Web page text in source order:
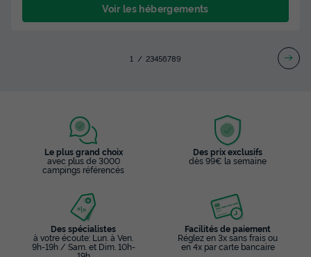
Voir les hébergements
1 23456789
Le plus grand choix
avec plus de 3000
campings référencés
Des prix exclusifs
dès 99€ la semaine
Des spécialistes
à votre écoute: Lun. à Ven.
9h-19h / Sam. et Dim. 10h-
Facilités de paiement
Réglez en 3x sans frais ou
en 4x par carte bancaire